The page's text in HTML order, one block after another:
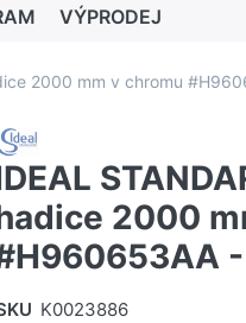
VÝPRODEJ
2000 mm v chromu
2000
K0023886